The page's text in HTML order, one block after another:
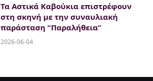
Τα Αστικά Καβούκια επιστρέφουν
στη σκηνή με την συναυλιακή
παράσταση “Παραλήθεια”
2026-06-04